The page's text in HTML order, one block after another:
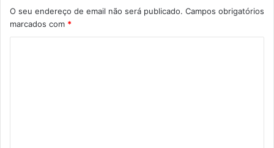
O seu endereço de email não será publicado. Campos obrigatórios
marcados com *